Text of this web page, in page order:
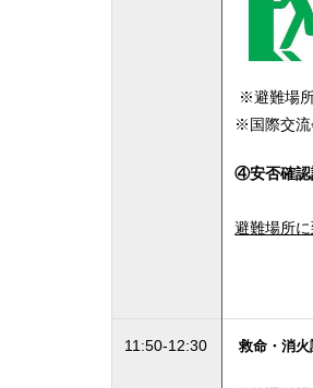
※避難場
※国際交流
④安否確認
避難場所
11:50-12:30 救命・消